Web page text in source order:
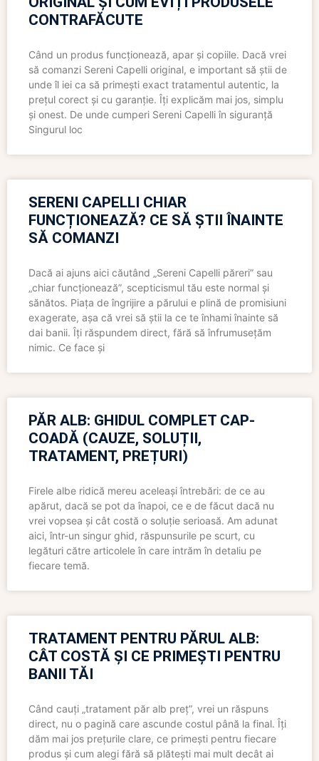
CONTRAFĂCUTE
Când un produs funcționează, apar și copiile. Dacă vrei
să comanzi Sereni Capelli original, e important să știi de
unde îl iei ca să primești exact tratamentul autentic, la
prețul corect și cu garanție. Îți explicăm mai jos, simplu
și onest. De unde cumperi Sereni Capelli în siguranță
Singurul loc
SERENI CAPELLI CHIAR
FUNCȚIONEAZĂ? CE SĂ ȘTII ÎNAINTE
SĂ COMANZI
Dacă ai ajuns aici căutând „Sereni Capelli păreri” sau
„chiar funcționează”, scepticismul tău este normal și
sănătos. Piața de îngrijire a părului e plină de promisiuni
exagerate, așa că vrei să știi la ce te înhami înainte să
dai banii. Îți răspundem direct, fără să înfrumusețăm
nimic. Ce face și
PĂR ALB: GHIDUL COMPLET CAP-
COADĂ (CAUZE, SOLUȚII,
TRATAMENT, PREȚURI)
Firele albe ridică mereu aceleași întrebări: de ce au
apărut, dacă se pot da înapoi, ce e de făcut dacă nu
vrei vopsea și cât costă o soluție serioasă. Am adunat
aici, într-un singur ghid, răspunsurile pe scurt, cu
legături către articolele în care intrăm în detaliu pe
fiecare temă.
TRATAMENT PENTRU PĂRUL ALB:
CÂT COSTĂ ȘI CE PRIMEȘTI PENTRU
BANII TĂI
Când cauți „tratament păr alb preț”, vrei un răspuns
direct, nu o pagină care ascunde costul până la final. Îți
dăm mai jos prețurile clare, ce primești pentru fiecare
produs și cum alegi fără să plătești mai mult decât ai